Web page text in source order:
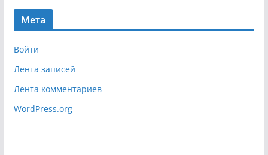
я
х
Мета
Войти
Лента записей
Лента комментариев
WordPress.org